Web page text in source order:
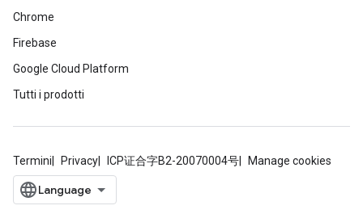
Chrome
Firebase
Google Cloud Platform
Tutti i prodotti
Termini Privacy ICP证合字B2-20070004号 Manage cookies